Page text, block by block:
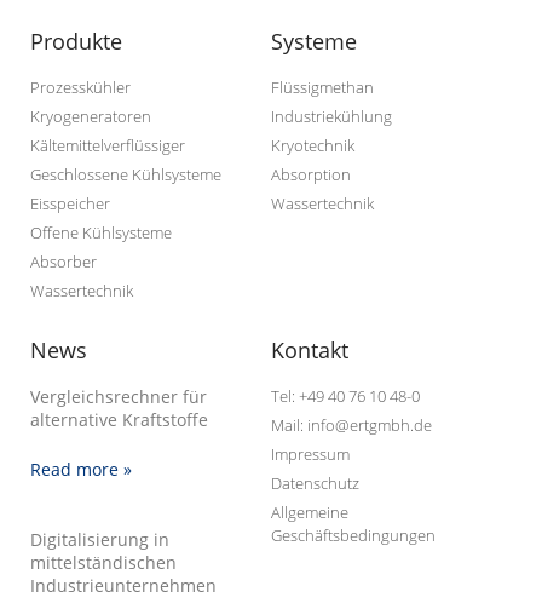
Produkte
Prozesskühler
Kryogeneratoren
Kältemittelverflüssiger
Geschlossene Kühlsysteme
Eisspeicher
Offene Kühlsysteme
Absorber
Wassertechnik
Systeme
Flüssigmethan
Industriekühlung
Kryotechnik
Absorption
Wassertechnik
News
Vergleichsrechner für
alternative Kraftstoffe
Read more »
Digitalisierung in
mittelständischen
Industrieunternehmen
Kontakt
Tel: +49 40 76 10 48-0
Mail: info@ertgmbh.de
Impressum
Datenschutz
Allgemeine
Geschäftsbedingungen